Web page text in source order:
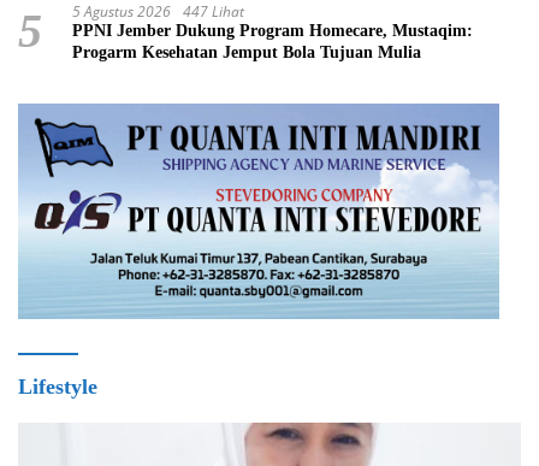
5 5 Agustus 2026 447 Lihat
PPNI Jember Dukung Program Homecare, Mustaqim:
Progarm Kesehatan Jemput Bola Tujuan Mulia
Lifestyle